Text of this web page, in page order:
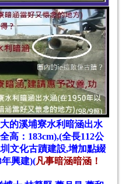
的溪埔寮水利暗涵出水
高：183cm),(全長112公
文化古蹟建設,增加點綴
年興建)(凡事暗涵暗涵！